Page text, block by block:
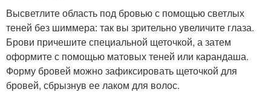
Высветлите область под бровью с помощью светлых
теней без шиммера: так вы зрительно увеличите глаза.
Брови причешите специальной щеточкой, а затем
оформите с помощью матовых теней или карандаша.
Форму бровей можно зафиксировать щеточкой для
бровей, сбрызнув ее лаком для волос.